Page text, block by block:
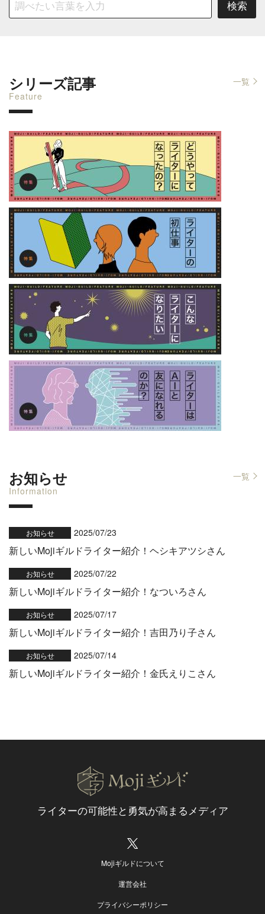
シリーズ記事
Feature
一覧
お知らせ
Information
一覧
お知らせ 2025/07/23
新しいMojiギルドライター紹介！ヘシキアツシさん
お知らせ 2025/07/22
新しいMojiギルドライター紹介！なついろさん
お知らせ 2025/07/17
新しいMojiギルドライター紹介！吉田乃り子さん
お知らせ 2025/07/14
新しいMojiギルドライター紹介！金氏えりこさん
ライターの可能性と 勇気が高まるメディア
Mojiギルドについて
運営会社
プライバシーポリシー